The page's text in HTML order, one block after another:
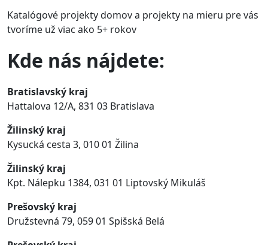
Katalógové projekty domov a projekty na mieru pre vás
tvoríme už viac ako 5+ rokov
Kde nás nájdete:
Bratislavský kraj
Hattalova 12/A, 831 03 Bratislava
Žilinský kraj
Kysucká cesta 3, 010 01 Žilina
Žilinský kraj
Kpt. Nálepku 1384, 031 01 Liptovský Mikuláš
Prešovský kraj
Družstevná 79, 059 01 Spišská Belá